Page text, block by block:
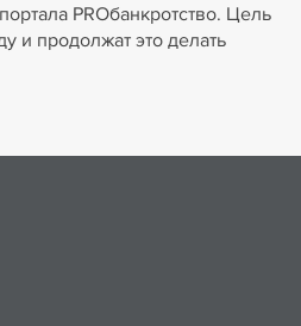
PROбанкротство. Цель
и продолжат это делать